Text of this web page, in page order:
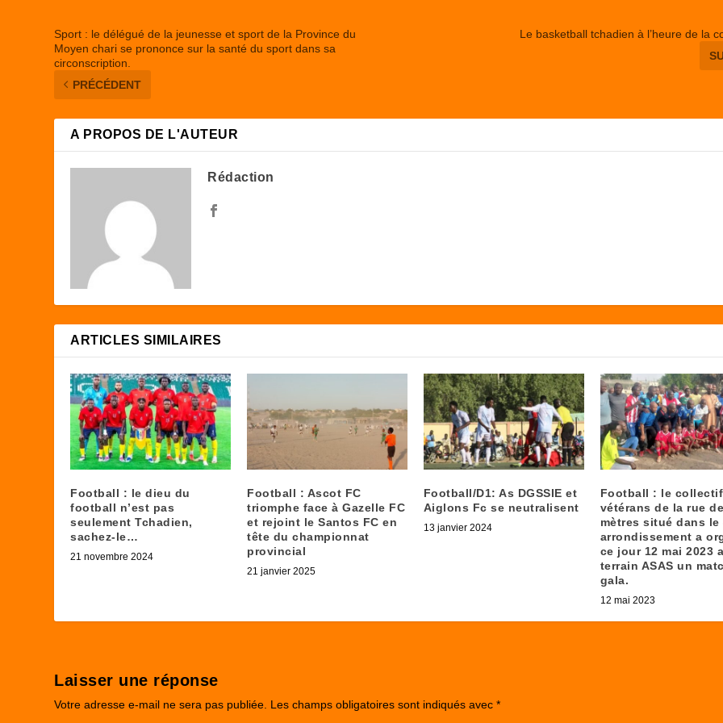
Sport : le délégué de la jeunesse et sport de la Province du
Moyen chari se prononce sur la santé du sport dans sa
circonscription.
PRÉCÉDENT
Le basketball tchadien à l’heure de la
A PROPOS DE L'AUTEUR
Rédaction
ARTICLES SIMILAIRES
Football : le dieu du
football n’est pas
seulement Tchadien,
sachez-le…
21 novembre 2024
Football : Ascot FC
triomphe face à Gazelle FC
et rejoint le Santos FC en
tête du championnat
provincial
21 janvier 2025
Football/D1: As DGSSIE et
Aiglons Fc se neutralisent
13 janvier 2024
Football : le
vétérans de la rue
mètres situé dans le
arrondissement a
ce jour 12 mai 2023
terrain ASAS un
gala.
12 mai 2023
Laisser une réponse
Votre adresse e-mail ne sera pas publiée. Les champs obligatoires sont indiqués avec*